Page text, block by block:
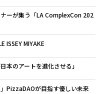
ーが集う「LA ComplexCon 202
ISSEY MIYAKE
本のアートを進化させる」
PizzaDAOが目指す優しい未来